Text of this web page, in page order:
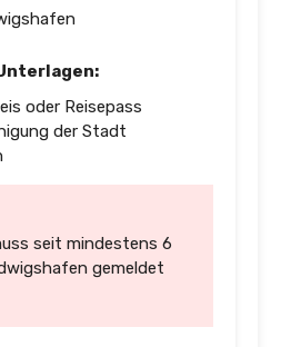
oder Reisepass
der Stadt
seit mindestens 6
gemeldet